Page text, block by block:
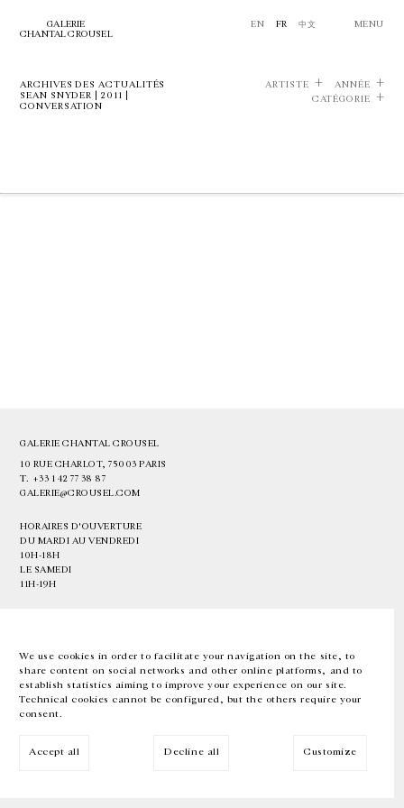
We use cookies in order to facilitate your navigation on the site, to
share content on social networks and other online platforms, and to
establish statistics aiming to improve your experience on our site.
Technical cookies cannot be configured, but the others require your
consent.
Accept all Decline all Customize
GALERIE
CHANTAL CROUSEL
EN FR 中文 MENU
ARCHIVES DES ACTUALITÉS
SEAN SNYDER | 2011 |
CONVERSATION
ARTISTE
ANNÉE
CATÉGORIE
GALERIE CHANTAL CROUSEL
10 RUE CHARLOT, 75003 PARIS
T. +33 1 42 77 38 87
GALERIE@CROUSEL.COM
HORAIRES D'OUVERTURE
DU MARDI AU VENDREDI
10H-18H
LE SAMEDI
11H-19H
EN FR 中文 Facebook Instagram
Inscrivez-vous à notre newsletter